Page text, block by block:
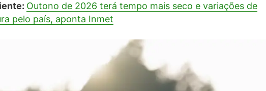
Outono de 2026 terá tempo mais seco e variações de
pelo país, aponta Inmet